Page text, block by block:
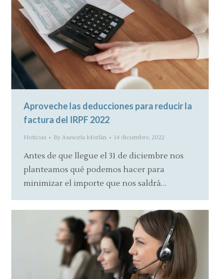
Aproveche las deducciones para reducir la
factura del IRPF 2022
Noticias By Asesoría Morlán 14 diciembre, 2022
Antes de que llegue el 31 de diciembre nos
planteamos qué podemos hacer para
minimizar el importe que nos saldrá…